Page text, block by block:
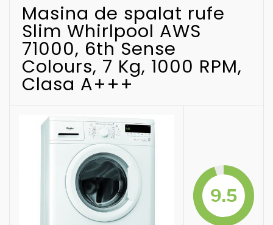
Masina de spalat rufe
Slim Whirlpool AWS
71000, 6th Sense
Colours, 7 Kg, 1000 RPM,
Clasa A+++
9.5